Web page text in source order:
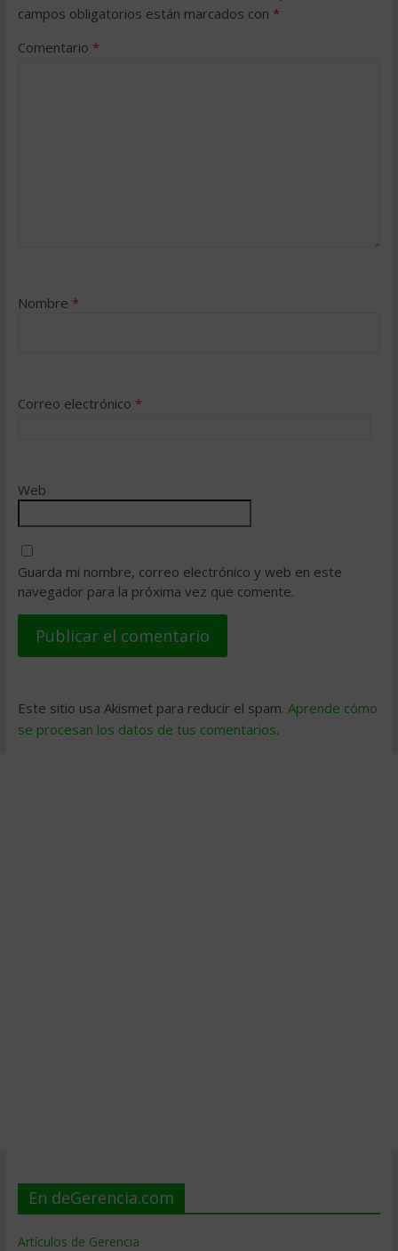
campos obligatorios están marcados con *
Comentario *
Nombre *
Correo electrónico *
Web
Guarda mi nombre, correo electrónico y web en este
navegador para la próxima vez que comente.
Este sitio usa Akismet para reducir el spam. Aprende cómo
se procesan los datos de tus comentarios.
En deGerencia.com
Artículos de Gerencia